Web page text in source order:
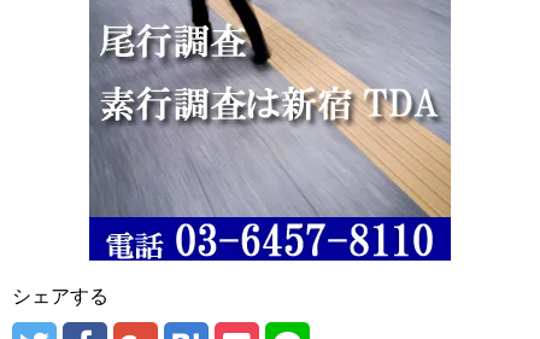
シェアする